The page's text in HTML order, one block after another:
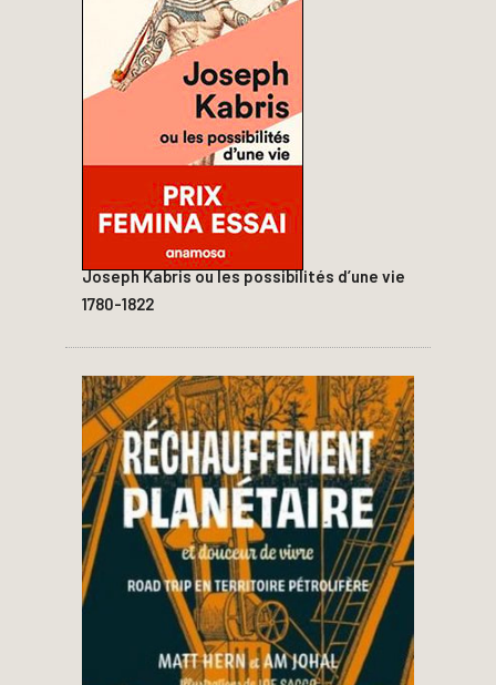
Joseph Kabris ou les possibilités d’une vie
1780-1822